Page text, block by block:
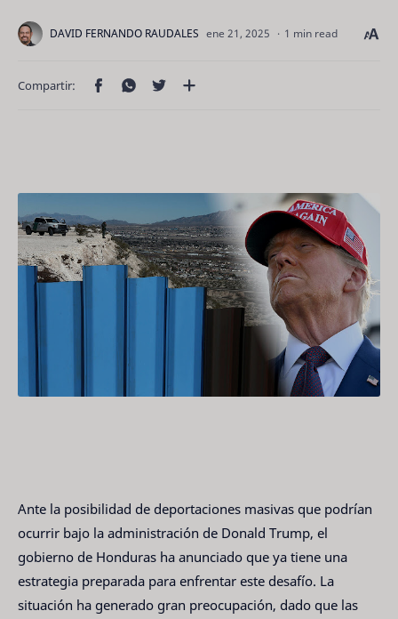
1 min read
Ante la posibilidad de deportaciones masivas que podrían
ocurrir bajo la administración de Donald Trump, el
gobierno de Honduras ha anunciado que ya tiene una
estrategia preparada para enfrentar este desafío. La
situación ha generado gran preocupación, dado que las